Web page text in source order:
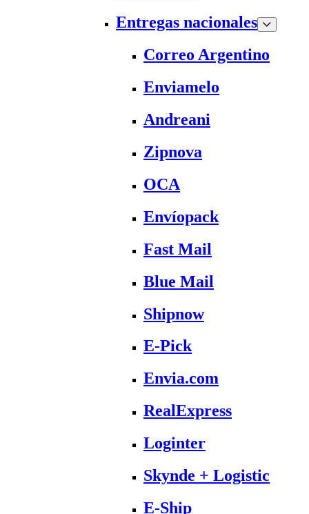
Entregas nacionales
Correo Argentino
Enviamelo
Andreani
Zipnova
OCA
Envíopack
Fast Mail
Blue Mail
Shipnow
E-Pick
Envia.com
RealExpress
Loginter
Skynde + Logistic
E-Ship